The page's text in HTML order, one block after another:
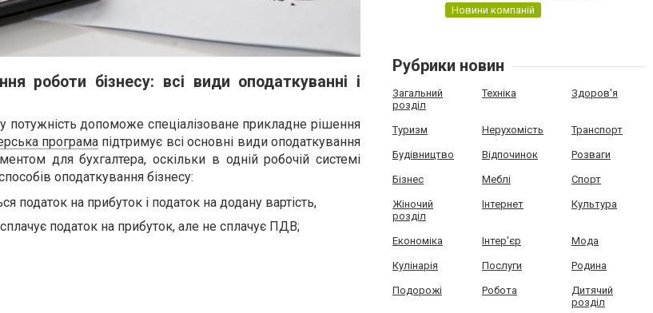
роботи бізнесу: всі види оподаткуванні і
потужність допоможе спеціалізоване прикладне рішення
програма підтримує всі основні види оподаткування
для бухгалтера, оскільки в одній робочій системі
оподаткування бізнесу:
податок на прибуток і податок на додану вартість,
податок на прибуток, але не сплачує ПДВ;
Новини компаній
Рубрики новин
Загальний
розділ
Техніка Здоров'я
Туризм Нерухомість Транспорт
Будівництво Відпочинок Розваги
Бізнес Меблі Спорт
Жіночий
розділ
Інтернет Культура
Економіка Інтер'єр Мода
Кулінарія Послуги Родина
Подорожі Робота
Дитячий
розділ